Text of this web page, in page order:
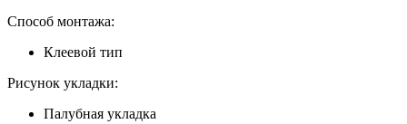
Способ монтажа:
Клеевой тип
Рисунок укладки:
Палубная укладка